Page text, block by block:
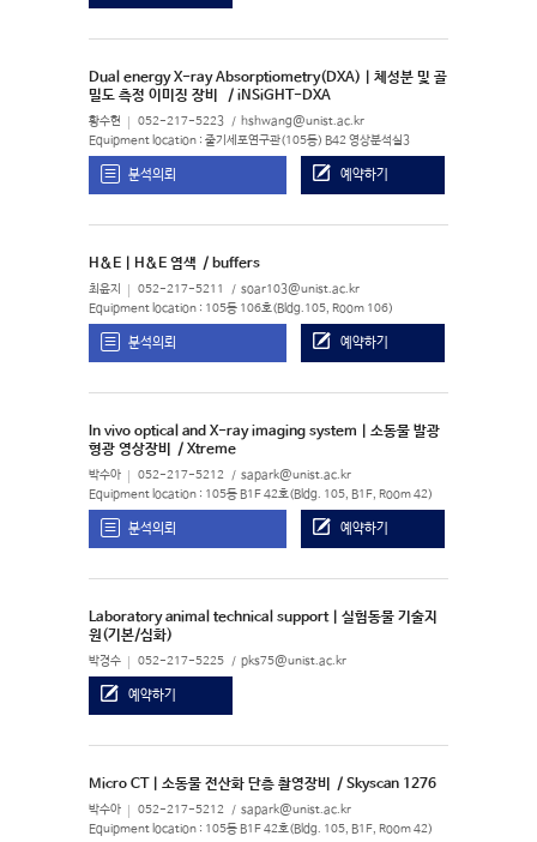
Dual energy X-ray Absorptiometry(DXA) | 체성분 및 골
밀도 측정 이미징 장비
/ iNSiGHT-DXA
황수현 052-217-5223 hshwang@unist.ac.kr
Equipment location : 줄기세포연구관(105동) B42 영상분석실3
분석의뢰 예약하기
H&E | H&E 염색 / buffers
최윤지 052-217-5211 soar103@unist.ac.kr
Equipment location : 105동 106호(Bldg.105, Room 106)
분석의뢰 예약하기
In vivo optical and X-ray imaging system | 소동물 발광
형광 영상장비
/ Xtreme
박수아 052-217-5212 sapark@unist.ac.kr
Equipment location : 105동 B1F 42호(Bldg. 105, B1F, Room 42)
분석의뢰 예약하기
Laboratory animal technical support | 실험동물 기술지
원(기본/심화)
박경수 052-217-5225 pks75@unist.ac.kr
예약하기
Micro CT | 소동물 전산화 단층 촬영장비 / Skyscan 1276
박수아 052-217-5212 sapark@unist.ac.kr
Equipment location : 105동 B1F 42호(Bldg. 105, B1F, Room 42)